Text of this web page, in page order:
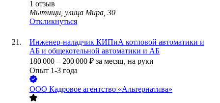
1 отзыв
Мытищи, улица Мира, 30
Откликнуться
Инженер-наладчик КИПиА котловой автоматики и
АБ и общекотельной автоматики и АБ
180 000 – 200 000 ₽ за месяц, на руки
Опыт 1-3 года
ООО Кадровое агентство «Альтернатива»